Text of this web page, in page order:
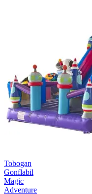
Tobogan
Gonflabil
Magic
Adventure